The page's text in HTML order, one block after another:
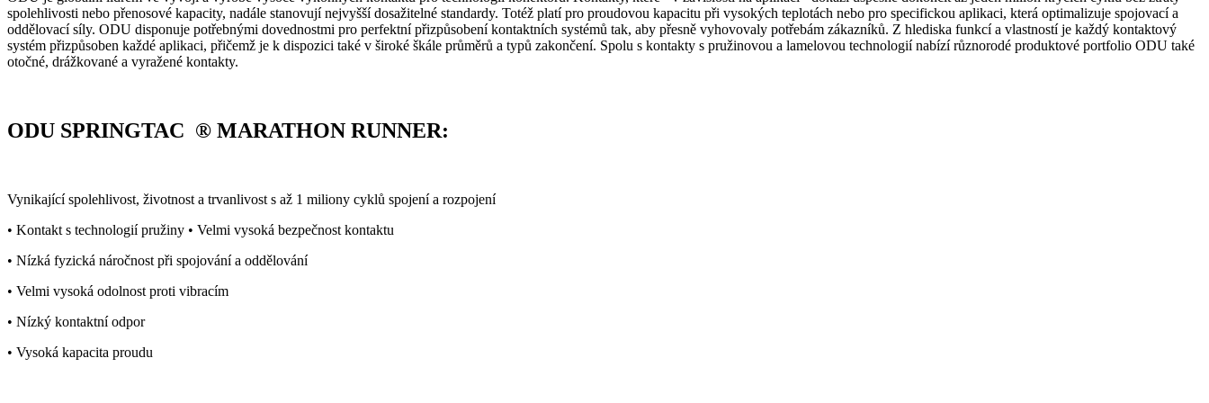
spolehlivosti nebo přenosové kapacity, nadále stanovují nejvyšší dosažitelné standardy. Totéž platí pro proudovou kapacitu při vysokých teplotách nebo pro specifickou aplikaci, která optimalizuje spojovací a
oddělovací síly. ODU disponuje potřebnými dovednostmi pro perfektní přizpůsobení kontaktních systémů tak, aby přesně vyhovovaly potřebám zákazníků. Z hlediska funkcí a vlastností je každý kontaktový
systém přizpůsoben každé aplikaci, přičemž je k dispozici také v široké škále průměrů a typů zakončení. Spolu s kontakty s pružinovou a lamelovou technologií nabízí různorodé produktové portfolio ODU také
otočné, drážkované a vyražené kontakty.
ODU SPRINGTAC ® MARATHON RUNNER:
Vynikající spolehlivost, životnost a trvanlivost s až 1 miliony cyklů spojení a rozpojení
• Kontakt s technologií pružiny • Velmi vysoká bezpečnost kontaktu
• Nízká fyzická náročnost při spojování a oddělování
• Velmi vysoká odolnost proti vibracím
• Nízký kontaktní odpor
• Vysoká kapacita proudu